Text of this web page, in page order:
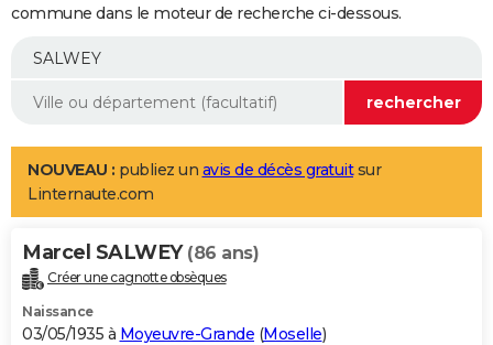
Essais
Réserver un essai
Citadines
Berlines
SUV
Forum auto
+
Mobiles
Meilleur smartphone
Internet
Ordinateurs
Jeux vidéo
Guide high-tech
Aménagement intérieur
LIFESTYLE
Art de vivre
Bien-être
Loisirs
Mode
Modes de vie
Alimentation
Guide de la santé
Maladies
Médicaments
Sommeil
VOYAGE
Destinations
City break
Voyage nature
Voyage de noces
Forum
Climat
+PHOTO
commune dans le moteur de recherche ci-dessous.
NOUVEAU : publiez un avis de décès gratuitsur
Linternaute.com
Marcel SALWEY (86 ans)
Créer une cagnotte obsèques
Naissance
03/05/1935 à Moyeuvre-Grande (Moselle)